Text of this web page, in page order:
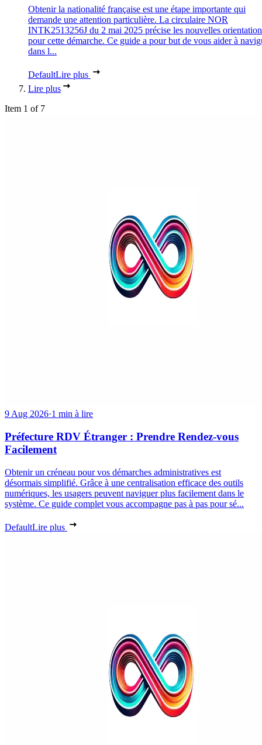
Obtenir la nationalité française est une étape importante qui
demande une attention particulière. La circulaire NOR
INTK2513256J du 2 mai 2025 précise les nouvelles
pour cette démarche. Ce guide a pour but de vous aider à
dans l...
DefaultLire plus
Lire plus
Item 1 of 7
9 Aug 2026·1 min à lire
Préfecture RDV Étranger : Prendre Rendez-vous
Facilement
Obtenir un créneau pour vos démarches administratives est
désormais simplifié. Grâce à une centralisation efficace des outils
numériques, les usagers peuvent naviguer plus facilement dans le
système. Ce guide complet vous accompagne pas à pas pour sé...
DefaultLire plus